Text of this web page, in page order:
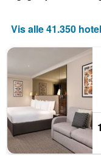
viser
af
før
Diagrammet
har
1
y-
akse,
der
viser
den
Vis alle 41.350